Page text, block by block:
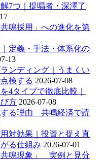
7つ｜提唱者・深澤了
鳴採用」への進化を第
定義・手法・体系化の
13
ンディング｜うまくい
検する 2026-07-08
4タイプで徹底比較｜
方 2026-07-08
する理由 共鳴経済で読
対効果｜投資と捉え直
る仕組み 2026-07-01
鳴現象」 実例と見分